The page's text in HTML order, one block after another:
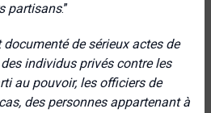
partisans.”
de sérieux actes de
individus privés contre les
au pouvoir, les officiers de
des personnes appartenant à